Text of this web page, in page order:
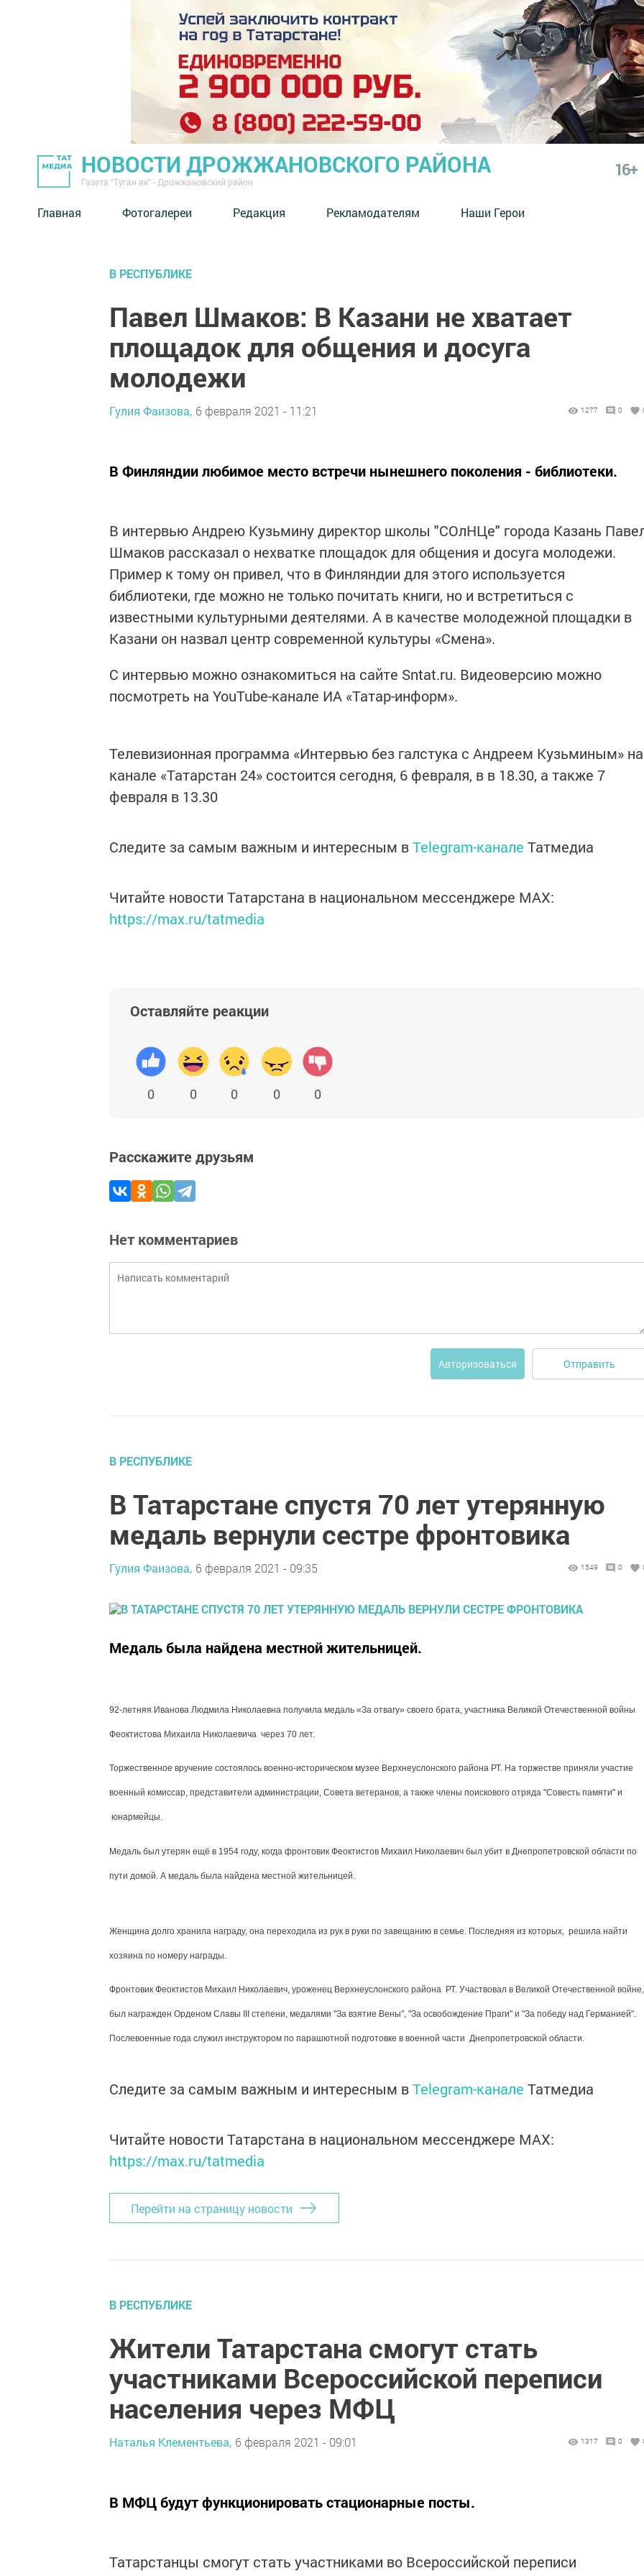
НОВОСТИ ДРОЖЖАНОВСКОГО РАЙОНА
Газета "Туган як" - Дрожжановский район
16+
Главная Фотогалереи Редакция Рекламодателям Наши Герои
В РЕСПУБЛИКЕ
Павел Шмаков: В Казани не хватает
площадок для общения и досуга
молодежи
Гулия Фаизова, 6 февраля 2021 - 11:21 1277 0
В Финляндии любимое место встречи нынешнего поколения - библиотеки.
В​ интервью Андрею Кузьмину директор школы "СОлНЦе" города Казань
Шмаков рассказал о нехватке площадок для общения и досуга молодежи.​
Пример к тому он привел, что в Финляндии для этого используется
библиотеки, где можно не только почитать книги, но и встретиться с
известными культурными деятелями. А в качестве молодежной площадки в
Казани он назвал центр современной культуры «Смена».
С интервью можно ознакомиться на​ сайте Sntat.ru. Видеоверсию можно
посмотреть на​ YouTube-канале ИА​ «Татар-информ».
Телевизионная программа​ «Интервью без галстука с​ Андреем Кузьминым»​ на
канале «Татарстан 24» состоится сегодня, 6 февраля, в​ в​ 18.30, а также 7
февраля​ в​ 13.30
Следите за самым важным и интересным вTelegram-канале Татмедиа
Читайте новости Татарстана в национальном мессенджере MАХ:
https://max.ru/tatmedia
Оставляйте реакции
0 0 0 0 0
Расскажите друзьям
Нет комментариев
Авторизоваться Отправить
В РЕСПУБЛИКЕ
В Татарстане спустя 70 лет утерянную
медаль вернули сестре фронтовика
Гулия Фаизова, 6 февраля 2021 - 09:35 1549 0
Медаль была найдена местной жительницей.
92-летняя Иванова Людмила Николаевна получила медаль «За отвагу» своего брата, участника Великой Отечественной войны
Феоктистова Михаила Николаевича через 70 лет.
Торжественное вручение состоялось военно-историческом музее Верхнеуслонского района РТ. На торжестве приняли участие
военный комиссар, представители администрации, Совета ветеранов, а также члены поискового отряда "Совесть памяти" и
юнармейцы.
Медаль был утерян ещё в 1954 году, когда фронтовик Феоктистов Михаил Николаевич был убит в Днепропетровской области по
пути домой. А медаль была найдена местной жительницей.
Женщина долго хранила награду, она переходила из рук в руки по завещанию в семье. Последняя из которых, решила найти
хозяина по номеру награды.
Фронтовик Феоктистов Михаил Николаевич, уроженец Верхнеуслонского района РТ. Участвовал в Великой Отечественной войне,
был награжден Орденом Славы III степени, медалями "За взятие Вены", "За освобождение Праги" и "За победу над Германией".
Послевоенные года служил инструктором по парашютной подготовке в военной части Днепропетровской области.
Следите за самым важным и интересным вTelegram-канале Татмедиа
Читайте новости Татарстана в национальном мессенджере MАХ:
https://max.ru/tatmedia
Перейти на страницу новости
В РЕСПУБЛИКЕ
Жители Татарстана смогут стать
участниками Всероссийской переписи
населения через МФЦ
Наталья Клементьева, 6 февраля 2021 - 09:01 1317 0
В МФЦ будут функционировать стационарные посты.
Татарстанцы смогут стать участниками во Всероссийской переписи